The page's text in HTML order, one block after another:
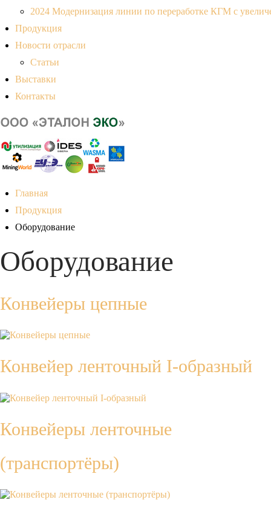
2024 Модернизация линии по переработке КГМ с
Продукция
Новости отрасли
Статьи
Выставки
Контакты
Главная
Продукция
Оборудование
Оборудование
Конвейеры цепные
Конвейер ленточный I-образный
Конвейеры ленточные
(транспортёры)